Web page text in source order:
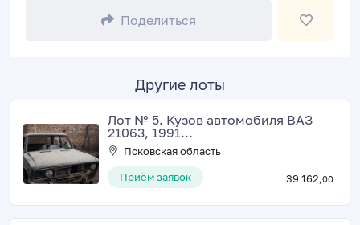
Поделиться
Другие лоты
Лот № 5. Кузов автомобиля ВАЗ
21063, 1991...
Псковская область
Приём заявок
39 162,00